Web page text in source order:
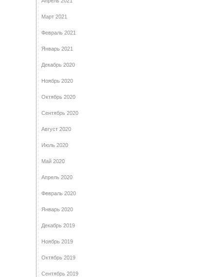
Март 2021
Февраль 2021
Январь 2021
Декабрь 2020
Ноябрь 2020
Октябрь 2020
Сентябрь 2020
Август 2020
Июль 2020
Май 2020
Апрель 2020
Февраль 2020
Январь 2020
Декабрь 2019
Ноябрь 2019
Октябрь 2019
Сентябрь 2019